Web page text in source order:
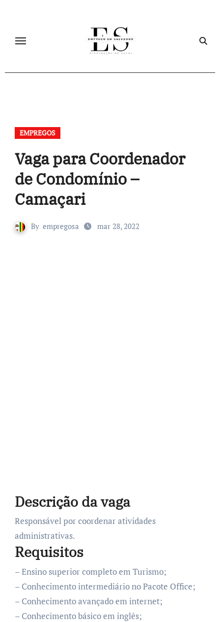
EMPREGOS
Vaga para Coordenador
de Condomínio –
Camaçari
By empregosa mar 28, 2022
Descrição da vaga
Responsável por coordenar atividades
administrativas.
Requisitos
– Ensino superior completo em Turismo;
– Conhecimento intermediário no Pacote Office;
– Conhecimento avançado em internet;
– Conhecimento básico em inglês;